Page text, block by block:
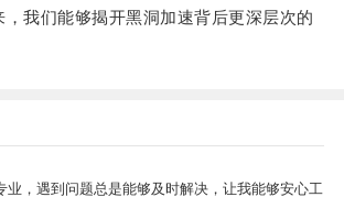
我们能够揭开黑洞加速背后更深层次的
业，遇到问题总是能够及时解决，让我能够安心工